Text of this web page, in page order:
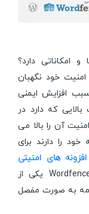
امکاناتی دارد؟
خود نگهبان
سبب افزایش ایمنی
که دارد در
آن را بالا می
را دارند برای
افزونه های امنیتی
مراجعه نمایید. افزونه Wordfence Security یکی از
به صورت مفصل